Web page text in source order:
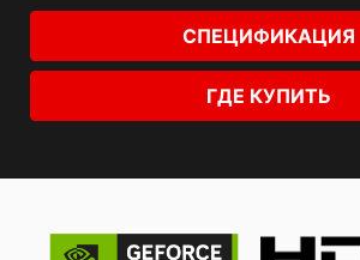
СПЕЦИФИКАЦИЯ
ГДЕ КУПИТЬ